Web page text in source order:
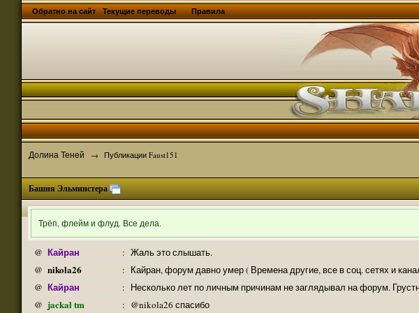
Обратно на сайт Текущие переводы Правила
Долина Теней → Публикации Faust151
Башня Эльминстера
Трёп, флейм и флуд. Все дела.
@ Кайран : Жаль это слышать.
@ nikola26 : Кайран, форум давно умер ( Времена другие, все в соц. сетях и
@ Кайран : Несколько лет по личным причинам не заглядывал на форум.
@ jackal tm : @nikola26 спасибо